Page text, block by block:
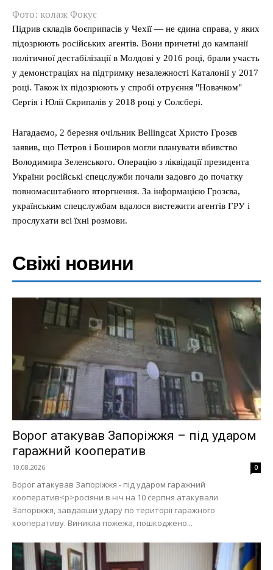
Фото: колаж Фокус
Підрив складів боєприпасів у Чехії — не єдина справа, у яких
підозрюють російських агентів. Вони причетні до кампанії
політичної дестабілізації в Молдові у 2016 році, брали участь
у демонстраціях на підтримку незалежності Каталонії у 2017
році. Також їх підозрюють у спробі отруєння "Новачком"
Сергія і Юлії Скрипалів у 2018 році у Солсбері.
Нагадаємо, 2 березня очільник Bellingcat Христо Грозєв
заявив, що Петров і Боширов могли планувати вбивство
Володимира Зеленського. Операцію з ліквідації президента
України російські спецслужби почали задовго до початку
повномасштабного вторгнення. За інформацією Грозєва,
українським спецслужбам вдалося вистежити агентів ГРУ і
прослухати всі їхні розмови.
Свіжі новини
Ворог атакував Запоріжжя – під ударом
гаражний кооператив
10.08.2026 0
Ворог атакував Запоріжжя - під ударом гаражний
кооператив<p>росіяни в ніч на 10 серпня атакували
Запоріжжя, завдавши удару по території гаражного
кооперативу. Виникла пожежа, пошкоджено...